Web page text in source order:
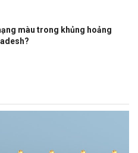
màu trong khủng hoảng